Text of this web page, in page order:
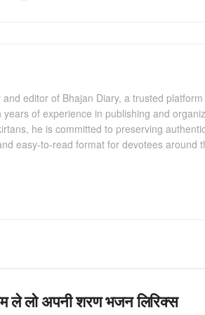
editor of Bhajan Diary, a trusted
of experience in publishing and
he is committed to preserving
easy-to-read format for devotees around
ले लो अपनी शरण भजन लिरिक्स